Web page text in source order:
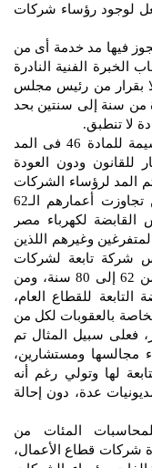
لوجود رؤساء شركات
التى يجوز فيها مد خدمة أى من
الخبرة الفنية النادرة
بقرار من رئيس مجلس
من سنة إلى سنتين بحد
لا تنطبق.
وأوردت المصادر نماذج عدة لمخالفات جسيمة للمادة 46 فى المد
للقانون ودون العودة
المد لرؤساء الشركات
القابضة، وبعض الشركات التابعة لها الذين تجاوزت أعمارهم الـ62
لكهرباء مصر
أعضاء المتفرغين وغيرهم اللذين
عاما، وتخطى نحو 60 رئيس شركة تابعة لشركات
القابضة السن القانونية، وتتراوح أعمارهم من 62 إلى 80 سنة، ومن
التابعة للقطاع العام،
الفساد بها، ومخالفة نص المادة 49 الخاصة بالعقوبات لكل من
فعلى سبيل المثال تم
مجالسها ومستشارين،
لها وتولي رغم أنه
عدة، دون إحالة
المئات من
شركات قطاع الأعمال،